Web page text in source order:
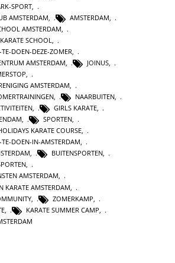
SPORT
AMSTERDAM
AMSTERDAM
AMSTERDAM
SCHOOL
DOEN-DEZE-ZOMER
AMSTERDAM
JOINUS
AMSTERDAM
, NAARBUITEN,
, GIRLS KARATE,
, SPORTEN,
KARATE COURSE,
TE-DOEN-IN-AMSTERDAM,
, BUITENSPORTEN,
,
AMSTERDAM,
KARATE AMSTERDAM
ZOMERKAMP
KARATE SUMMER CAMP